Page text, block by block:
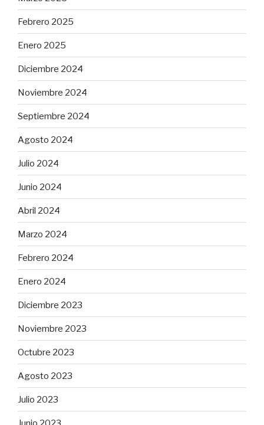
Febrero 2025
Enero 2025
Diciembre 2024
Noviembre 2024
Septiembre 2024
Agosto 2024
Julio 2024
Junio 2024
Abril 2024
Marzo 2024
Febrero 2024
Enero 2024
Diciembre 2023
Noviembre 2023
Octubre 2023
Agosto 2023
Julio 2023